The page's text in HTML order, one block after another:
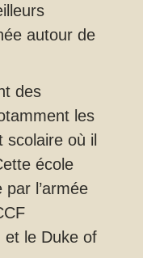
autour de
des
les
scolaire où il
école
l’armée
et le Duke of